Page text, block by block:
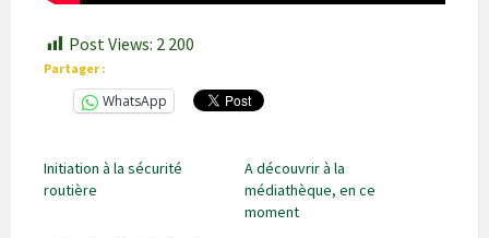
Post Views: 2 200
Partager :
WhatsApp
Initiation à la sécurité
routière
A découvrir à la
médiathèque, en ce
moment